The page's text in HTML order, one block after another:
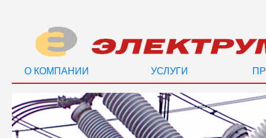
О КОМПАНИИ УСЛУГИ